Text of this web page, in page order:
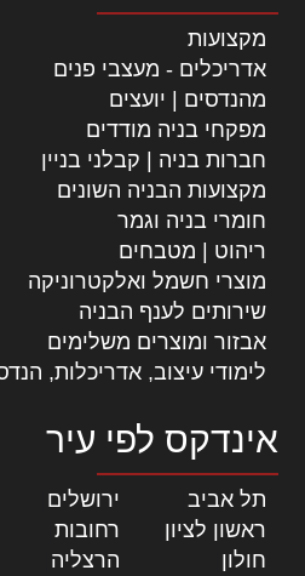
מקצועות
אדריכלים - מעצבי פנים
מהנדסים | יועצים
מפקחי בניה מודדים
חברות בניה | קבלני בניין
מקצועות הבניה השונים
חומרי בניה וגמר
ריהוט | מטבחים
מוצרי חשמל ואלקטרוניקה
שירותים לענף הבניה
אבזור ומוצרים משלימים
לימודי עיצוב, אדריכלות,
אינדקס לפי עיר
תל אביב ירושלים
ראשון לציון
רחובות
חולון
הרצליה